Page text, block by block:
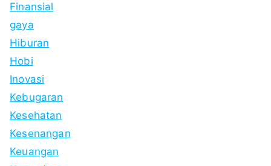
Finansial
gaya
Hiburan
Hobi
Inovasi
Kebugaran
Kesehatan
Kesenangan
Keuangan